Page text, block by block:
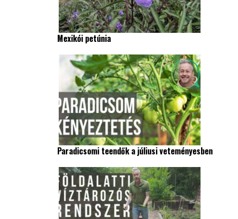
Mexikói petúnia
Paradicsomi teendők a júliusi veteményesben